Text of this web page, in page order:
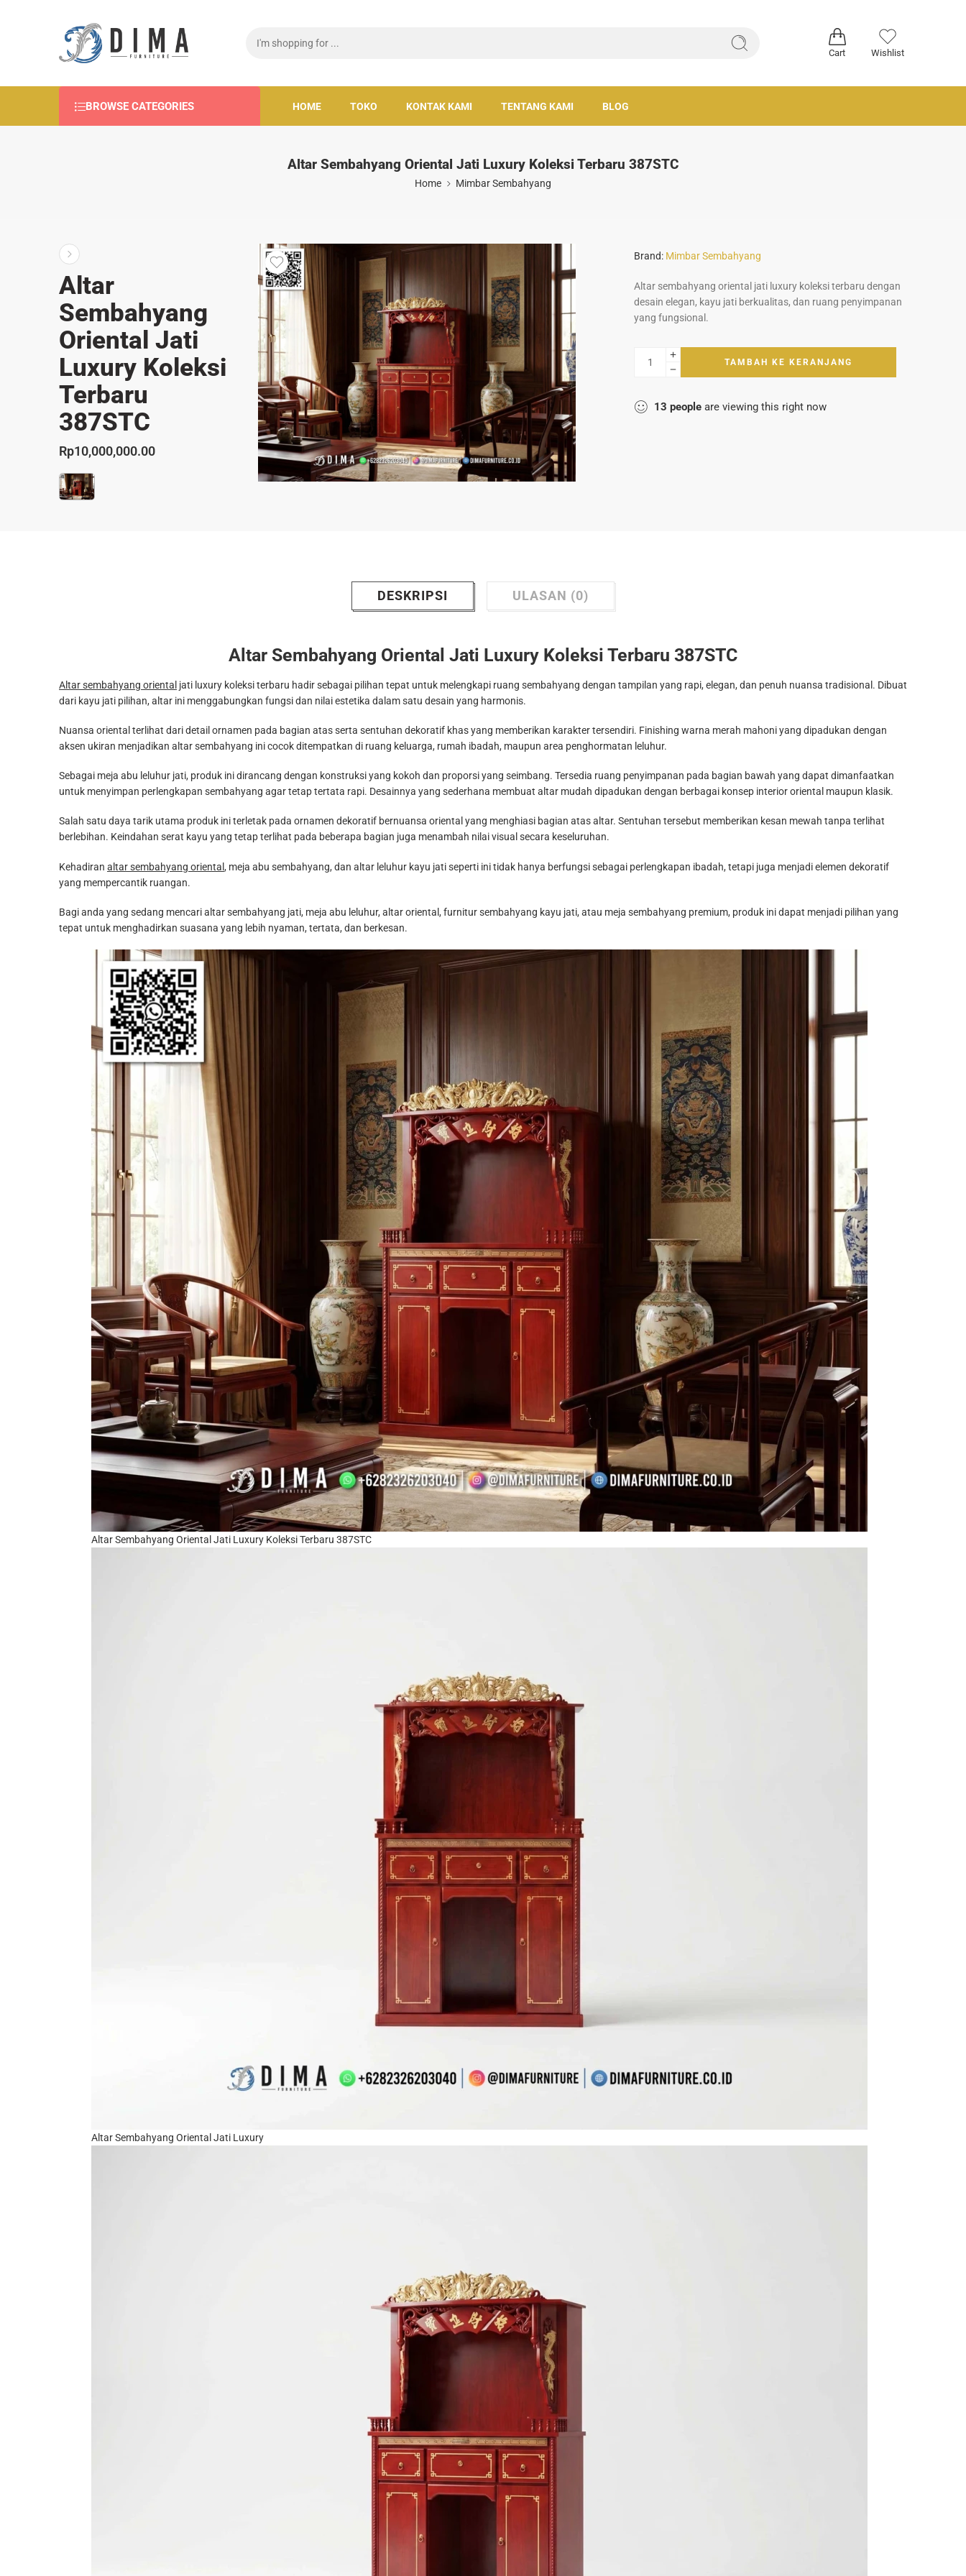
Cart Wishlist
BROWSE CATEGORIES HOME TOKO KONTAK KAMI TENTANG KAMI BLOG
Altar Sembahyang Oriental Jati Luxury Koleksi Terbaru 387STC
Home Mimbar Sembahyang
Altar
Sembahyang
Oriental Jati
Luxury Koleksi
Terbaru
387STC
Rp10,000,000.00
Brand: Mimbar Sembahyang
Altar sembahyang oriental jati luxury koleksi terbaru dengan
desain elegan, kayu jati berkualitas, dan ruang penyimpanan
yang fungsional.
TAMBAH KE KERANJANG
13 people are viewing this right now
DESKRIPSI ULASAN (0)
Altar Sembahyang Oriental Jati Luxury Koleksi Terbaru 387STC
Altar sembahyang oriental jati luxury koleksi terbaru hadir sebagai pilihan tepat untuk melengkapi ruang sembahyang dengan tampilan yang rapi, elegan, dan penuh nuansa tradisional. Dibuat
dari kayu jati pilihan, altar ini menggabungkan fungsi dan nilai estetika dalam satu desain yang harmonis.
Nuansa oriental terlihat dari detail ornamen pada bagian atas serta sentuhan dekoratif khas yang memberikan karakter tersendiri. Finishing warna merah mahoni yang dipadukan dengan
aksen ukiran menjadikan altar sembahyang ini cocok ditempatkan di ruang keluarga, rumah ibadah, maupun area penghormatan leluhur.
Sebagai meja abu leluhur jati, produk ini dirancang dengan konstruksi yang kokoh dan proporsi yang seimbang. Tersedia ruang penyimpanan pada bagian bawah yang dapat dimanfaatkan
untuk menyimpan perlengkapan sembahyang agar tetap tertata rapi. Desainnya yang sederhana membuat altar mudah dipadukan dengan berbagai konsep interior oriental maupun klasik.
Salah satu daya tarik utama produk ini terletak pada ornamen dekoratif bernuansa oriental yang menghiasi bagian atas altar. Sentuhan tersebut memberikan kesan mewah tanpa terlihat
berlebihan. Keindahan serat kayu yang tetap terlihat pada beberapa bagian juga menambah nilai visual secara keseluruhan.
Kehadiran altar sembahyang oriental , meja abu sembahyang, dan altar leluhur kayu jati seperti ini tidak hanya berfungsi sebagai perlengkapan ibadah, tetapi juga menjadi elemen dekoratif
yang mempercantik ruangan.
Bagi anda yang sedang mencari altar sembahyang jati, meja abu leluhur, altar oriental, furnitur sembahyang kayu jati, atau meja sembahyang premium, produk ini dapat menjadi pilihan yang
tepat untuk menghadirkan suasana yang lebih nyaman, tertata, dan berkesan.
Altar Sembahyang Oriental Jati Luxury Koleksi Terbaru 387STC
Altar Sembahyang Oriental Jati Luxury